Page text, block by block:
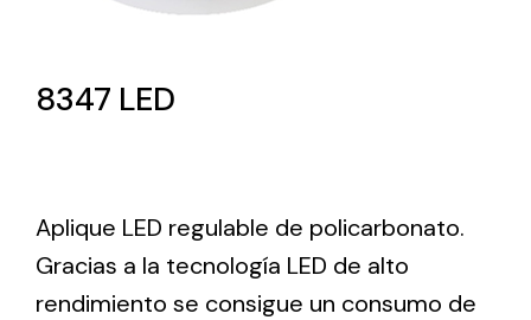
Equipment
8347 LED
Aplique LED regulable de policarbonato.
Gracias a la tecnología LED de alto
rendimiento se consigue un consumo de